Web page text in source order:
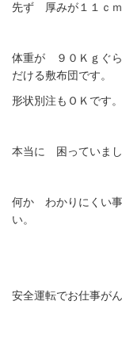
先ず 厚みが１１ｃ
体重が ９０Ｋｇぐら
だける敷布団です。
形状別注もＯＫです。
本当に 困っていま
何か わかりにくい事
い。
安全運転でお仕事が